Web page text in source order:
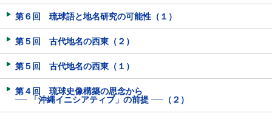
第６回 琉球語と地名研究の可能性（１）
第５回 古代地名の西東（２）
第５回 古代地名の西東（１）
第４回 琉球史像構築の思念から
── 「沖縄イニシアティブ」の前提 ──（２）